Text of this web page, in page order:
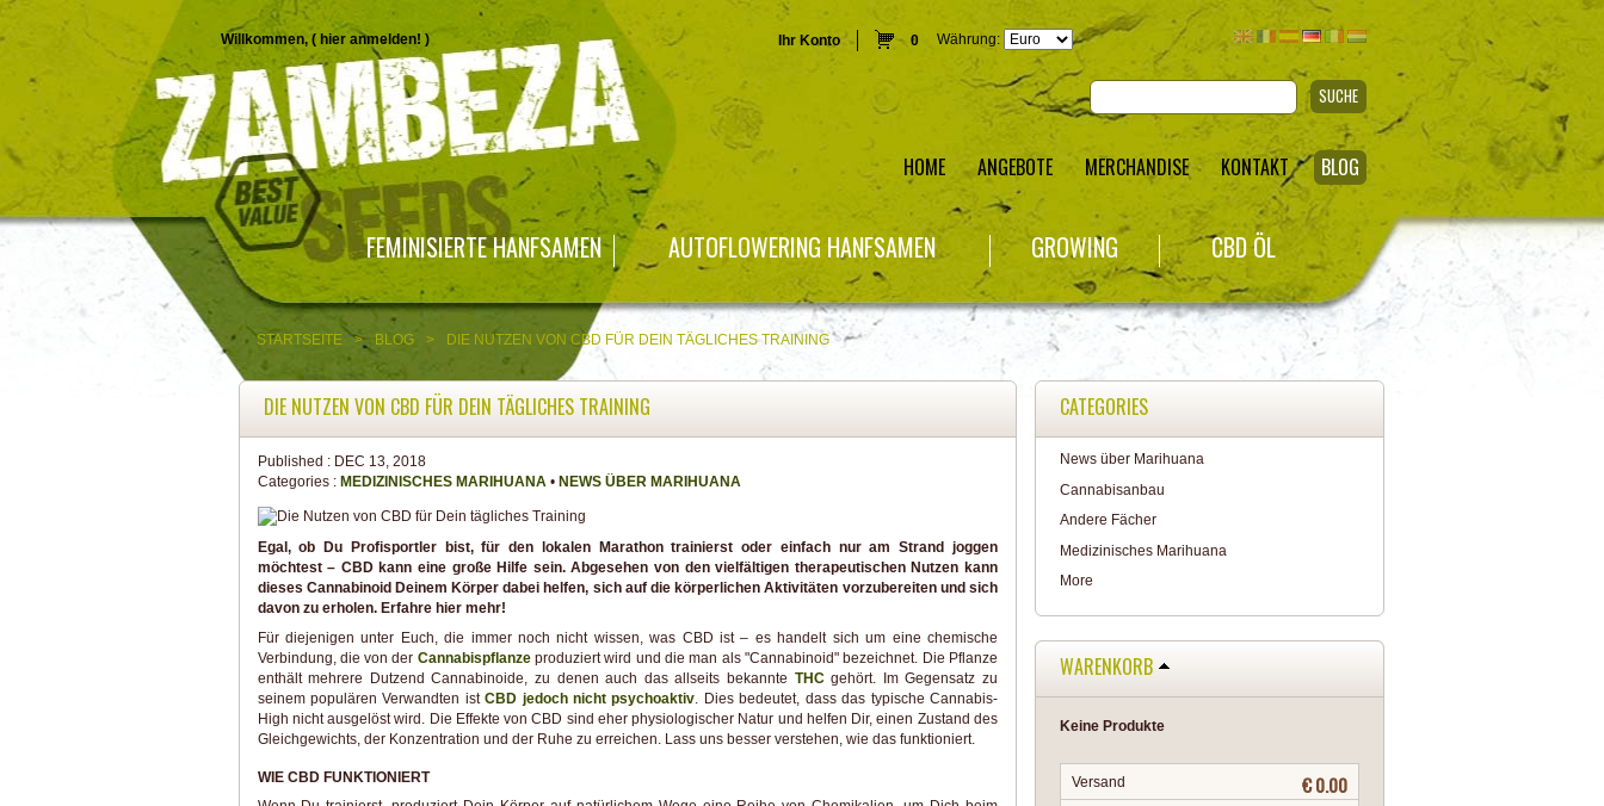
Willkommen, ( hier anmelden! ) Ihr Konto 0 Währung:
SUCHE
HOME ANGEBOTE MERCHANDISE KONTAKT BLOG
FEMINISIERTE HANFSAMEN AUTOFLOWERING HANFSAMEN GROWING CBD ÖL
STARTSEITE > BLOG > DIE NUTZEN VON CBD FÜR DEIN TÄGLICHES TRAINING
DIE NUTZEN VON CBD FÜR DEIN TÄGLICHES TRAINING
Published : DEC 13, 2018
Categories : MEDIZINISCHES MARIHUANA• NEWS ÜBER MARIHUANA
Egal, ob Du Profisportler bist, für den lokalen Marathon trainierst oder einfach nur am Strand joggen
möchtest – CBD kann eine große Hilfe sein. Abgesehen von den vielfältigen therapeutischen Nutzen kann
dieses Cannabinoid Deinem Körper dabei helfen, sich auf die körperlichen Aktivitäten vorzubereiten und sich
davon zu erholen. Erfahre hier mehr!
Für diejenigen unter Euch, die immer noch nicht wissen, was CBD ist – es handelt sich um eine chemische
Verbindung, die von der Cannabispflanzeproduziert wird und die man als "Cannabinoid" bezeichnet. Die Pflanze
enthält mehrere Dutzend Cannabinoide, zu denen auch das allseits bekannte THCgehört. Im Gegensatz zu
seinem populären Verwandten istCBD jedoch nicht psychoaktiv. Dies bedeutet, dass das typische Cannabis-
High nicht ausgelöst wird. Die Effekte von CBD sind eher physiologischer Natur und helfen Dir, einen Zustand des
Gleichgewichts, der Konzentration und der Ruhe zu erreichen. Lass uns besser verstehen, wie das funktioniert.
WIE CBD FUNKTIONIERT
CATEGORIES
News über Marihuana
Cannabisanbau
Andere Fächer
Medizinisches Marihuana
More
WARENKORB
Keine Produkte
Versand € 0.00